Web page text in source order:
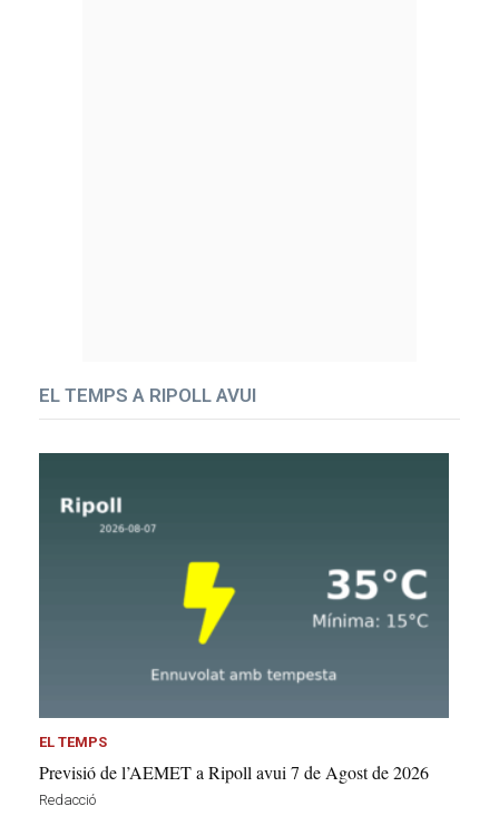
EL TEMPS A RIPOLL AVUI
EL TEMPS
Previsió de l’AEMET a Ripoll avui 7 de Agost de 2026
Redacció